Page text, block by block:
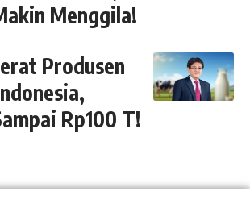
Menggila!
Produsen
Rp100 T!